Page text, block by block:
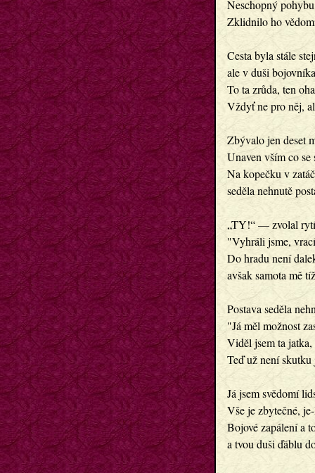
Neschopný
Zklidnilo ho
Cesta byla stále
ale v duši
To ta zrůda, ten
Vždyť ne pro něj,
Zbývalo jen deset
Unaven vším co se
Na kopečku v
seděla nehnutě
„TY!“ — zvolal
"Vyhráli jsme,
Do hradu není
avšak samota mě
Postava seděla
"Já měl možnost
Viděl jsem ta
Teď už není
Já jsem svědomí
Vše je zbytečné,
Bojové zapálení a
a tvou duši ďáblu